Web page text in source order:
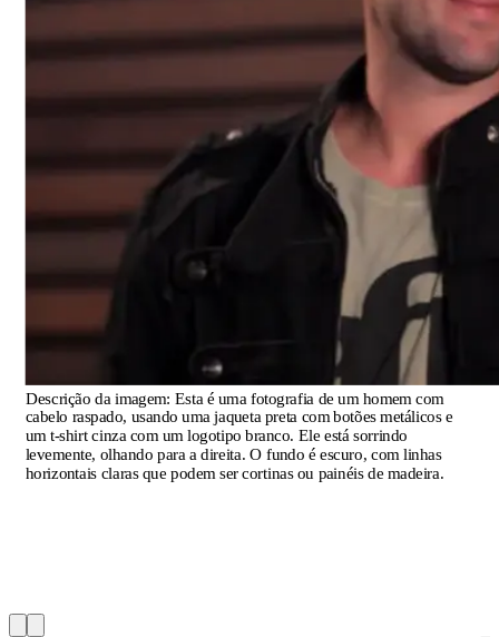
Descrição da imagem: Esta é uma fotografia de um homem com
cabelo raspado, usando uma jaqueta preta com botões metálicos e
um t-shirt cinza com um logotipo branco. Ele está sorrindo
levemente, olhando para a direita. O fundo é escuro, com linhas
horizontais claras que podem ser cortinas ou painéis de madeira.